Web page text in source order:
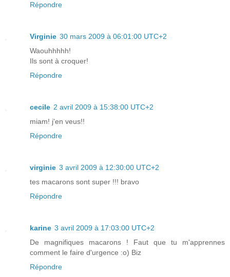
Répondre
Virginie 30 mars 2009 à 06:01:00 UTC+2
Waouhhhhh!
Ils sont à croquer!
Répondre
cecile 2 avril 2009 à 15:38:00 UTC+2
miam! j'en veus!!
Répondre
virginie 3 avril 2009 à 12:30:00 UTC+2
tes macarons sont super !!! bravo
Répondre
karine 3 avril 2009 à 17:03:00 UTC+2
De magnifiques macarons ! Faut que tu m'apprennes
comment le faire d'urgence :o) Biz
Répondre